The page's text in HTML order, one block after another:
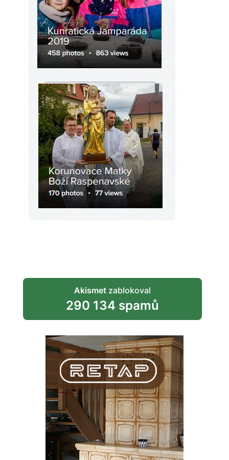
Akismetzablokoval
290 134 spamů